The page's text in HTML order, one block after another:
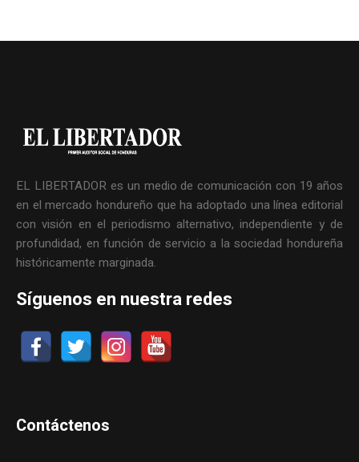
EL LIBERTADOR es un medio de comunicación con 19 años
en el mercado hondureño que ha adoptado una línea editorial
con visión en el periodismo alternativo, independiente y de
profundidad, en función de servicio a la sociedad hondureña
históricamente marginada.
Síguenos en nuestra redes
Contáctenos